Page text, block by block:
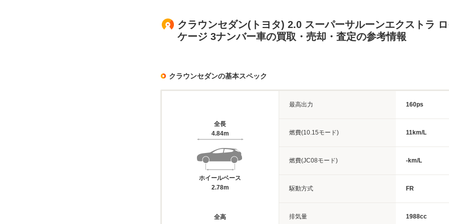
クラウンセダン(トヨタ) 2.0 スーパーサルーンエクストラ
ケージ 3ナンバー車の買取・売却・査定の参考情報
クラウンセダンの基本スペック
全長
4.84m
ホイールベース
2.78m
全高
最高出力 160ps
燃費(10.15モード) 11km/L
燃費(JC08モード) -km/L
駆動方式 FR
排気量 1988cc